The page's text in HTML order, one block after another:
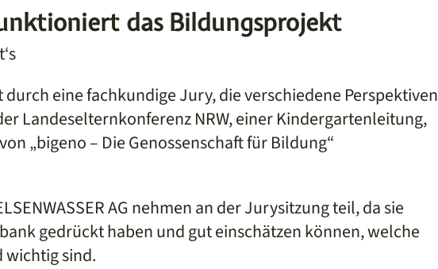
das Bildungsprojekt
eine fachkundige Jury, die verschiedene Perspektiven
Landeselternkonferenz NRW, einer Kindergartenleitung,
„bigeno – Die Genossenschaft für Bildung“
AG nehmen an der Jurysitzung teil, da sie
gedrückt haben und gut einschätzen können, welche
wichtig sind.